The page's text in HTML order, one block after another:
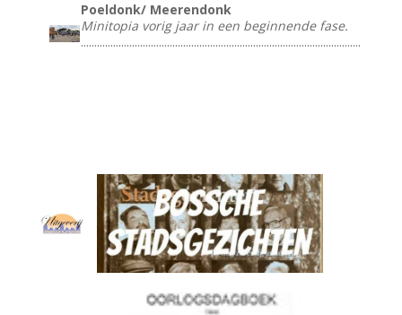
Poeldonk/ Meerendonk
Minitopia vorig jaar in een beginnende fase.
........................................................................................................